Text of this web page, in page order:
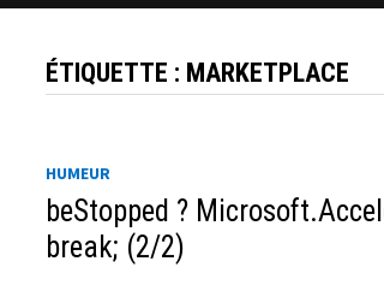
ÉTIQUETTE : MARKETPLACE
HUMEUR
beStopped ?
break; (2/2)